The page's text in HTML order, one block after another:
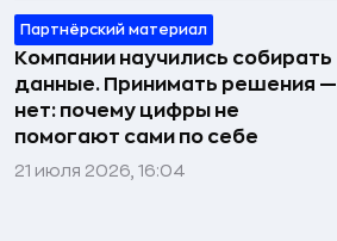
Партнёрский материал
Компании научились собирать
данные. Принимать решения —
нет: почему цифры не
помогают сами по себе
21 июля 2026, 16:04